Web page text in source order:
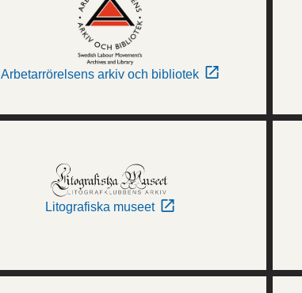
Arbetarrörelsens arkiv och bibliotek
Litografiska museet